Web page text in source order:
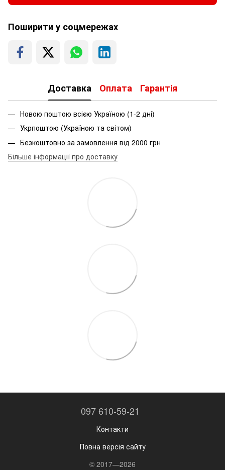
Поширити у соцмережах
Доставка Оплата Гарантія
Новою поштою всією Україною (1-2 дні)
Укрпоштою (Україною та світом)
Безкоштовно за замовлення від 2000 грн
Більше інформації про доставку
097 610-59-21
Контакти
Повна версія сайту
© 2017—2026